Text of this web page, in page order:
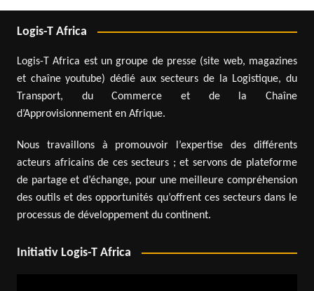
Logis-T Africa
Logis-T Africa est un groupe de presse (site web, magazines
et chaîne youtube) dédié aux secteurs de la Logistique, du
Transport, du Commerce et de la Chaîne
d’Approvisionnement en Afrique.
Nous travaillons à promouvoir l’expertise des différents
acteurs africains de ces secteurs ; et servons de plateforme
de partage et d’échange, pour une meilleure compréhension
des outils et des opportunités qu’offrent ces secteurs dans le
processus de développement du continent.
Initiativ Logis-T Africa